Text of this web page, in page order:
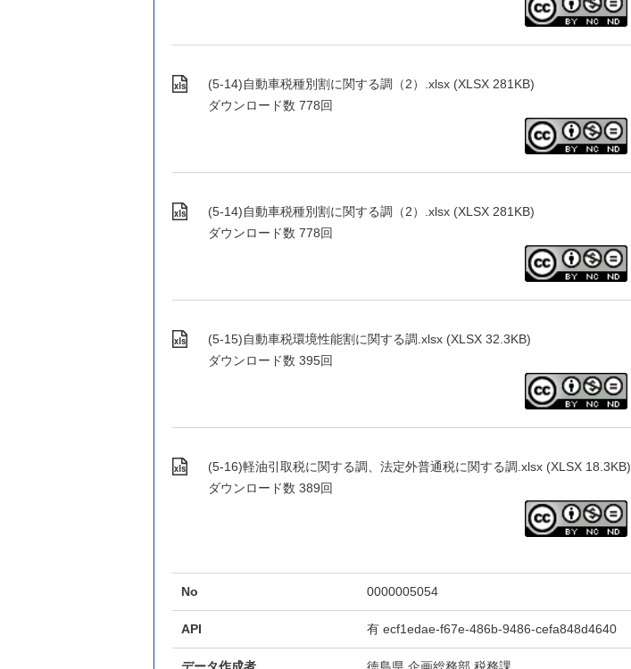
(5-14)自動車税種別割に関する調（2）.xlsx (XLSX 281KB)
ダウンロード数 778回
(5-14)自動車税種別割に関する調（2）.xlsx (XLSX 281KB)
ダウンロード数 778回
(5-15)自動車税環境性能割に関する調.xlsx (XLSX 32.3KB)
ダウンロード数 395回
(5-16)軽油引取税に関する調、法定外普通税に関する調.xlsx (XLSX 18.3KB)
ダウンロード数 389回
No 0000005054
API 有 ecf1edae-f67e-486b-9486-cefa848d4640